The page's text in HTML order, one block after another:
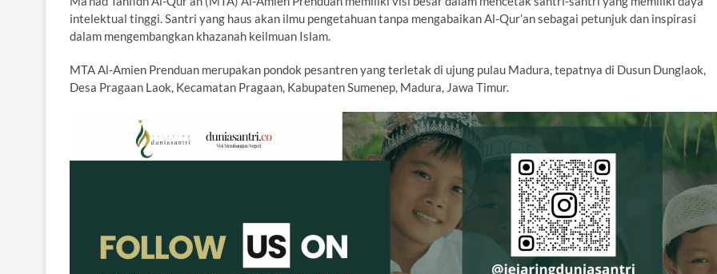
intelektual tinggi. Santri yang haus akan ilmu pengetahuan tanpa mengabaikan Al-Qur’an sebagai petunjuk dan inspirasi
dalam mengembangkan khazanah keilmuan Islam.
MTA Al-Amien Prenduan merupakan pondok pesantren yang terletak di ujung pulau Madura, tepatnya di Dusun Dunglaok,
Desa Pragaan Laok, Kecamatan Pragaan, Kabupaten Sumenep, Madura, Jawa Timur.